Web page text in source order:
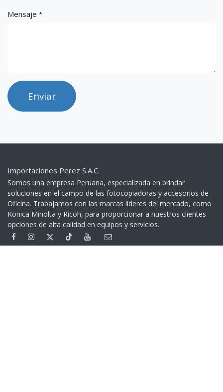
Mensaje *
Enviar
Importaciones Perez S.A.C.
Somos una empresa Peruana, especializada en brindar
soluciones en el campo de las fotocopiadoras y accesorios de
Oficina. Trabajamos con las marcas líderes del mercado, como
Konica Minolta y Ricoh, para proporcionar a nuestros clientes
opciones de alta calidad en equipos y servicios.​